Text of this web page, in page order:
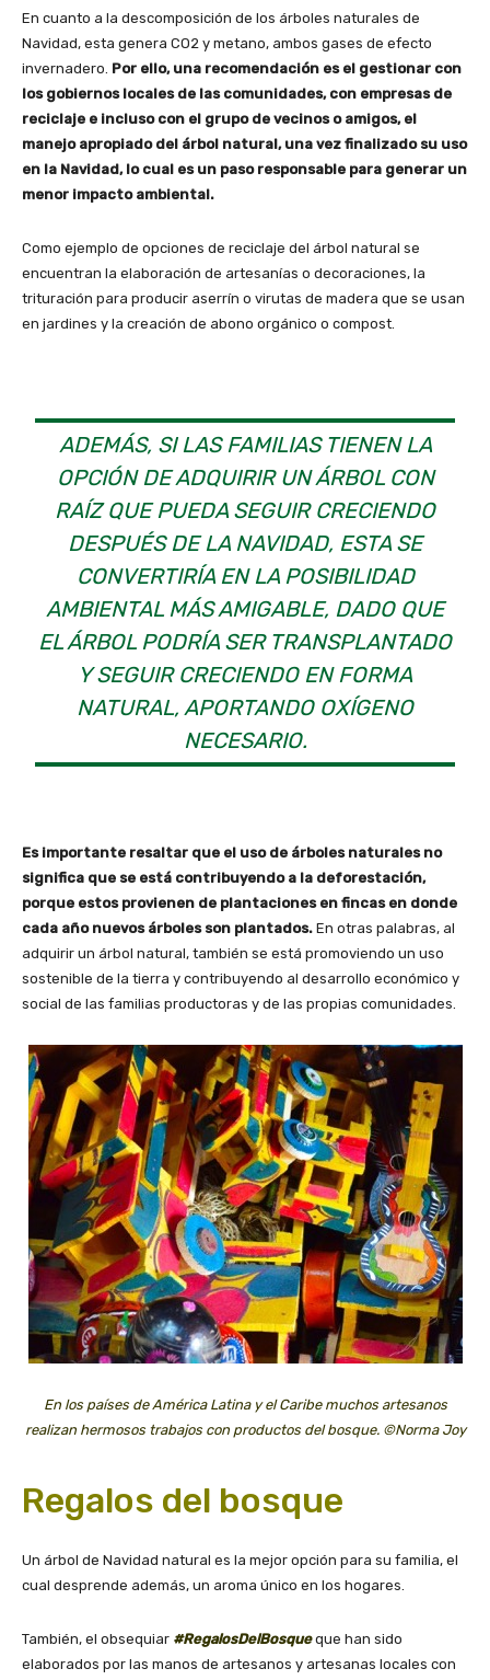
En cuanto a la descomposición de los árboles naturales de
Navidad, esta genera CO2 y metano, ambos gases de efecto
invernadero. Por ello, una recomendación es el gestionar con
los gobiernos locales de las comunidades, con empresas de
reciclaje e incluso con el grupo de vecinos o amigos, el
manejo apropiado del árbol natural, una vez finalizado su uso
en la Navidad, lo cual es un paso responsable para generar un
menor impacto ambiental.
Como ejemplo de opciones de reciclaje del árbol natural se
encuentran la elaboración de artesanías o decoraciones, la
trituración para producir aserrín o virutas de madera que se usan
en jardines y la creación de abono orgánico o compost.
ADEMÁS, SI LAS FAMILIAS TIENEN LA
OPCIÓN DE ADQUIRIR UN ÁRBOL CON
RAÍZ QUE PUEDA SEGUIR CRECIENDO
DESPUÉS DE LA NAVIDAD, ESTA SE
CONVERTIRÍA EN LA POSIBILIDAD
AMBIENTAL MÁS AMIGABLE, DADO QUE
EL ÁRBOL PODRÍA SER TRANSPLANTADO
Y SEGUIR CRECIENDO EN FORMA
NATURAL, APORTANDO OXÍGENO
NECESARIO.
Es importante resaltar que el uso de árboles naturales no
significa que se está contribuyendo a la deforestación,
porque estos provienen de plantaciones en fincas en donde
cada año nuevos árboles son plantados. En otras palabras, al
adquirir un árbol natural, también se está promoviendo un uso
sostenible de la tierra y contribuyendo al desarrollo económico y
social de las familias productoras y de las propias comunidades.
En los países de América Latina y el Caribe muchos artesanos
realizan hermosos trabajos con productos del bosque. ©Norma Joy
Regalos del bosque
Un árbol de Navidad natural es la mejor opción para su familia, el
cual desprende además, un aroma único en los hogares.
También, el obsequiar #RegalosDelBosqueque han sido
elaborados por las manos de artesanos y artesanas locales con